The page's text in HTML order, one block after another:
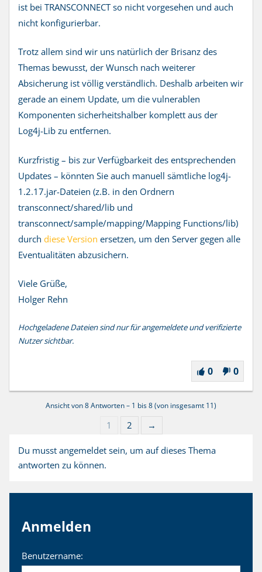
ist bei TRANSCONNECT so nicht vorgesehen und auch
nicht konfigurierbar.
Trotz allem sind wir uns natürlich der Brisanz des
Themas bewusst, der Wunsch nach weiterer
Absicherung ist völlig verständlich. Deshalb arbeiten wir
gerade an einem Update, um die vulnerablen
Komponenten sicherheitshalber komplett aus der
Log4j-Lib zu entfernen.
Kurzfristig – bis zur Verfügbarkeit des entsprechenden
Updates – könnten Sie auch manuell sämtliche log4j-
1.2.17.jar-Dateien (z.B. in den Ordnern
transconnect/shared/lib und
transconnect/sample/mapping/Mapping Functions/lib)
durch diese Version ersetzen, um den Server gegen alle
Eventualitäten abzusichern.
Viele Grüße,
Holger Rehn
Hochgeladene Dateien sind nur für angemeldete und verifizierte
Nutzer sichtbar.
0 0
Ansicht von 8 Antworten – 1 bis 8 (von insgesamt 11)
1 2 →
Du musst angemeldet sein, um auf dieses Thema
antworten zu können.
Anmelden
Benutzername: